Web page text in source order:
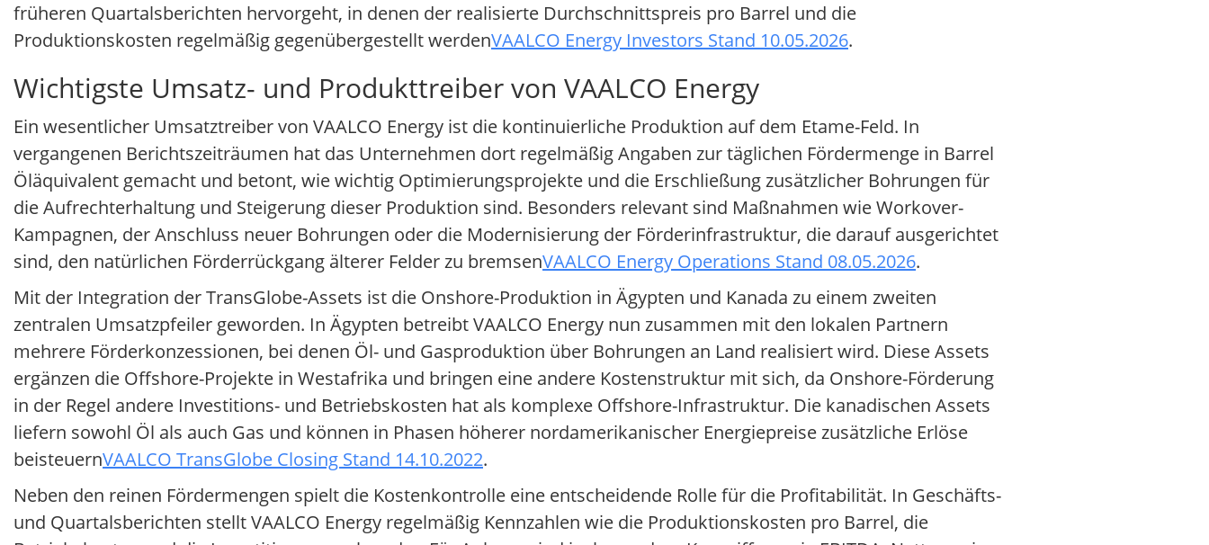
früheren Quartalsberichten hervorgeht, in denen der realisierte Durchschnittspreis pro Barrel und die
Produktionskosten regelmäßig gegenübergestellt werdenVAALCO Energy Investors Stand 10.05.2026.
Wichtigste Umsatz- und Produkttreiber von VAALCO Energy
Ein wesentlicher Umsatztreiber von VAALCO Energy ist die kontinuierliche Produktion auf dem Etame-Feld. In
vergangenen Berichtszeiträumen hat das Unternehmen dort regelmäßig Angaben zur täglichen Fördermenge in Barrel
Öläquivalent gemacht und betont, wie wichtig Optimierungsprojekte und die Erschließung zusätzlicher Bohrungen für
die Aufrechterhaltung und Steigerung dieser Produktion sind. Besonders relevant sind Maßnahmen wie Workover-
Kampagnen, der Anschluss neuer Bohrungen oder die Modernisierung der Förderinfrastruktur, die darauf ausgerichtet
sind, den natürlichen Förderrückgang älterer Felder zu bremsenVAALCO Energy Operations Stand 08.05.2026.
Mit der Integration der TransGlobe-Assets ist die Onshore-Produktion in Ägypten und Kanada zu einem zweiten
zentralen Umsatzpfeiler geworden. In Ägypten betreibt VAALCO Energy nun zusammen mit den lokalen Partnern
mehrere Förderkonzessionen, bei denen Öl- und Gasproduktion über Bohrungen an Land realisiert wird. Diese Assets
ergänzen die Offshore-Projekte in Westafrika und bringen eine andere Kostenstruktur mit sich, da Onshore-Förderung
in der Regel andere Investitions- und Betriebskosten hat als komplexe Offshore-Infrastruktur. Die kanadischen Assets
liefern sowohl Öl als auch Gas und können in Phasen höherer nordamerikanischer Energiepreise zusätzliche Erlöse
beisteuernVAALCO TransGlobe Closing Stand 14.10.2022.
Neben den reinen Fördermengen spielt die Kostenkontrolle eine entscheidende Rolle für die Profitabilität. In Geschäfts-
und Quartalsberichten stellt VAALCO Energy regelmäßig Kennzahlen wie die Produktionskosten pro Barrel, die